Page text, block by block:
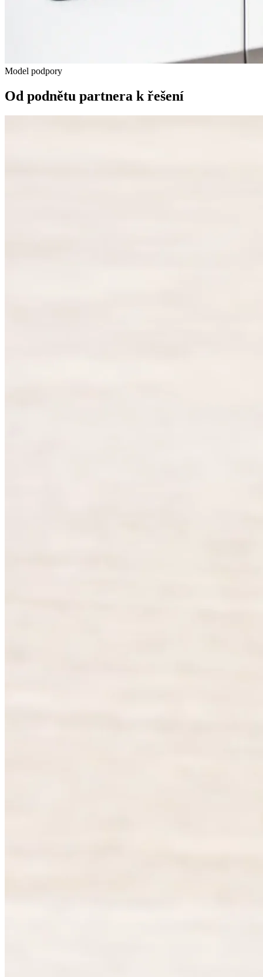
Model podpory
Od podnětu partnera k řešení